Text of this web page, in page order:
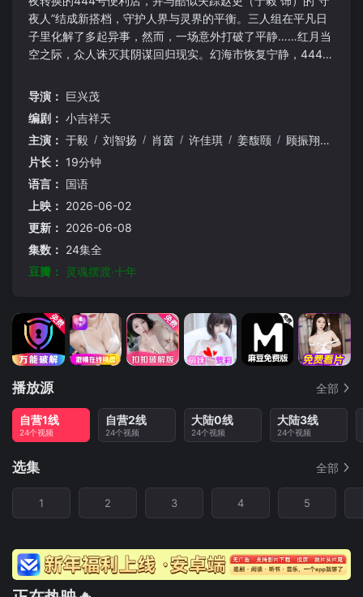
夜人”结成新搭档，守护人界与灵界的平衡。三人组在平凡日
子里化解了多起异事，然而，一场意外打破了平静……红月当
空之际，众人诛灭其阴谋回归现实。幻海市恢复宁静，444号
导演： 巨兴茂
编剧： 小吉祥天
主演： 于毅 / 刘智扬 / 肖茵 / 许佳琪 / 姜馥颐 / 顾振翔
片长： 19分钟
语言： 国语
上映： 2026-06-02
更新： 2026-06-08
集数： 24集全
豆瓣：
灵魂摆渡·十年
播放源 全部
自营1线
24个视频
自营2线
24个视频
大陆0线
24个视频
大陆3线
24个视频
选集 全部
1 2 3 4 5